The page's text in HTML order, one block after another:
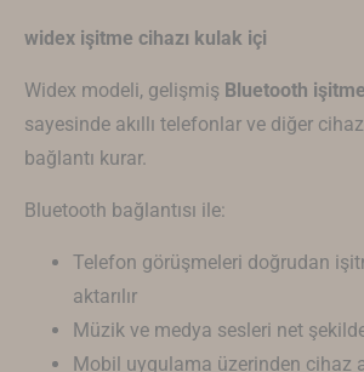
widex işitme cihazı kulak içi
Widex modeli, gelişmiş Bluetooth
sayesinde akıllı telefonlar ve diğer
bağlantı kurar.
Bluetooth bağlantısı ile:
Telefon görüşmeleri doğrudan
aktarılır
Müzik ve medya sesleri net
Mobil uygulama üzerinden cihaz